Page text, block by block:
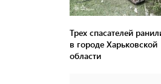
Трех спасателей
в городе Харьковской
области